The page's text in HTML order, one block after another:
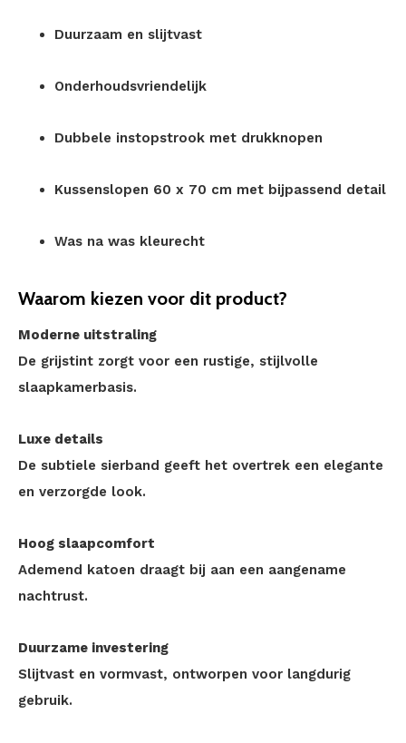
Duurzaam en slijtvast
Onderhoudsvriendelijk
Dubbele instopstrook met drukknopen
Kussenslopen 60 x 70 cm met bijpassend detail
Was na was kleurecht
Waarom kiezen voor dit product?
Moderne uitstraling
De grijstint zorgt voor een rustige, stijlvolle
slaapkamerbasis.
Luxe details
De subtiele sierband geeft het overtrek een elegante
en verzorgde look.
Hoog slaapcomfort
Ademend katoen draagt bij aan een aangename
nachtrust.
Duurzame investering
Slijtvast en vormvast, ontworpen voor langdurig
gebruik.